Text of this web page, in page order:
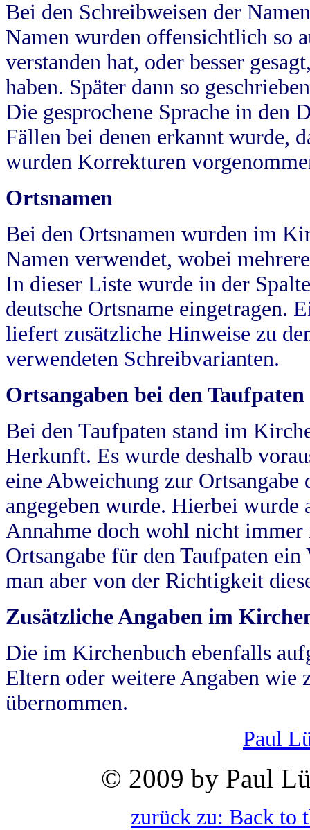
Bei den Schreibweisen der
Namen wurden offensichtlich so
verstanden hat, oder besser
haben. Später dann so
Die gesprochene Sprache in
Fällen bei denen erkannt wurde,
wurden Korrekturen
Ortsnamen
Bei den Ortsnamen wurden im
Namen verwendet, wobei
In dieser Liste wurde in der
deutsche Ortsname eingetragen.
liefert zusätzliche Hinweise zu
verwendeten Schreibvarianten.
Ortsangaben bei den Taufpaten
Bei den Taufpaten stand im
Herkunft. Es wurde deshalb
eine Abweichung zur
angegeben wurde. Hierbei wurde
Annahme doch wohl nicht
Ortsangabe für den Taufpaten
man aber von der Richtigkeit
Zusätzliche Angaben im
Die im Kirchenbuch ebenfalls
Eltern oder weitere Angaben wie
übernommen.
Paul
© 2009 by Paul
zurück zu: Back to